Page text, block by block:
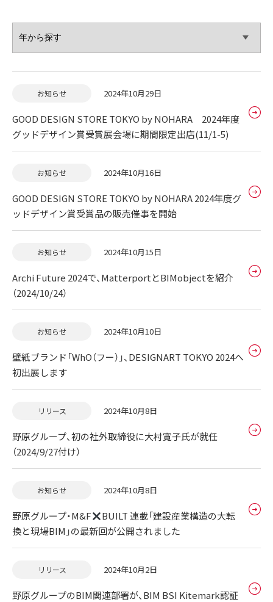
お知らせ 2024年10月29日
GOOD DESIGN STORE TOKYO by NOHARA 2024年度
グッドデザイン賞受賞展会場に期間限定出店(11/1-5)
お知らせ 2024年10月16日
GOOD DESIGN STORE TOKYO by NOHARA 2024年度グ
ッドデザイン賞受賞品の販売催事を開始
お知らせ 2024年10月15日
Archi Future 2024で、MatterportとBIMobjectを紹介
（2024/10/24）
お知らせ 2024年10月10日
壁紙ブランド「WhO（フー）」、DESIGNART TOKYO 2024へ
初出展します
リリース 2024年10月8日
野原グループ、初の社外取締役に大村寛子氏が就任
（2024/9/27付け）
お知らせ 2024年10月8日
野原グループ・M&F
BUILT 連載「建設産業構造の大転
換と現場BIM」の最新回が公開されました
リリース 2024年10月2日
野原グループのBIM関連部署が、BIM BSI Kitemark認証